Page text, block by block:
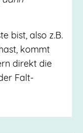
bist, also z.B.
kommt
direkt die
Falt-